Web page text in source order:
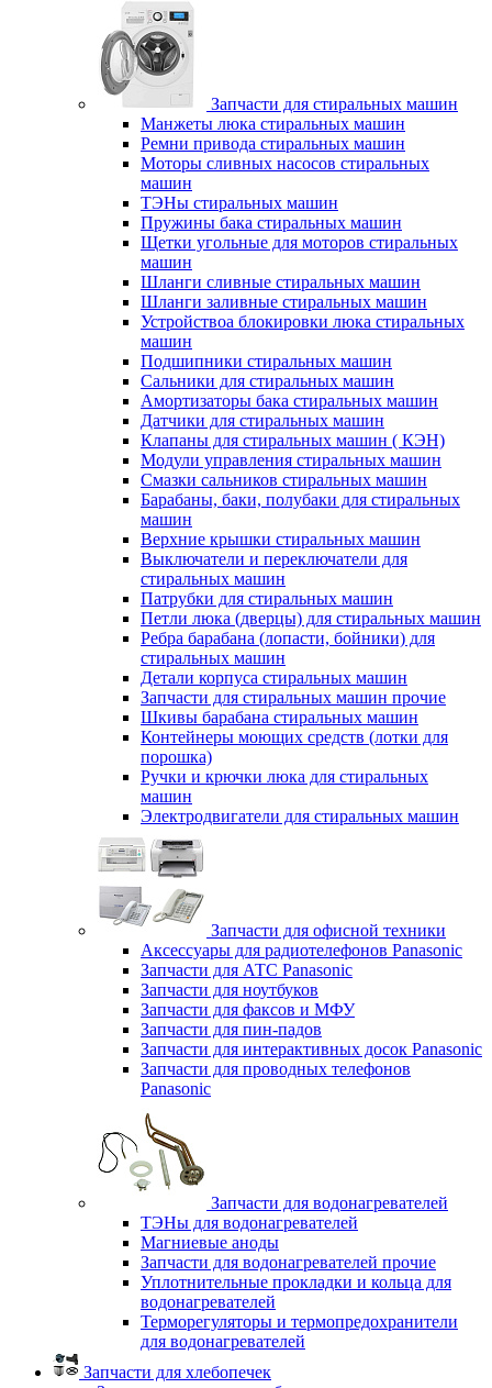
Запчасти для стиральных машин
Манжеты люка стиральных машин
Ремни привода стиральных машин
Моторы сливных насосов стиральных
машин
ТЭНы стиральных машин
Пружины бака стиральных машин
Щетки угольные для моторов стиральных
машин
Шланги сливные стиральных машин
Шланги заливные стиральных машин
Устройствоа блокировки люка стиральных
машин
Подшипники стиральных машин
Сальники для стиральных машин
Амортизаторы бака стиральных машин
Датчики для стиральных машин
Клапаны для стиральных машин ( КЭН)
Модули управления стиральных машин
Смазки сальников стиральных машин
Барабаны, баки, полубаки для стиральных
машин
Верхние крышки стиральных машин
Выключатели и переключатели для
стиральных машин
Патрубки для стиральных машин
Петли люка (дверцы) для стиральных машин
Ребра барабана (лопасти, бойники) для
стиральных машин
Детали корпуса стиральных машин
Запчасти для стиральных машин прочие
Шкивы барабана стиральных машин
Контейнеры моющих средств (лотки для
порошка)
Ручки и крючки люка для стиральных
машин
Электродвигатели для стиральных машин
Запчасти для офисной техники
Аксессуары для радиотелефонов Panasonic
Запчасти для АТС Panasonic
Запчасти для ноутбуков
Запчасти для факсов и МФУ
Запчасти для пин-падов
Запчасти для интерактивных досок Panasonic
Запчасти для проводных телефонов
Panasonic
Запчасти для водонагревателей
ТЭНы для водонагревателей
Магниевые аноды
Запчасти для водонагревателей прочие
Уплотнительные прокладки и кольца для
водонагревателей
Терморегуляторы и термопредохранители
для водонагревателей
Запчасти для хлебопечек